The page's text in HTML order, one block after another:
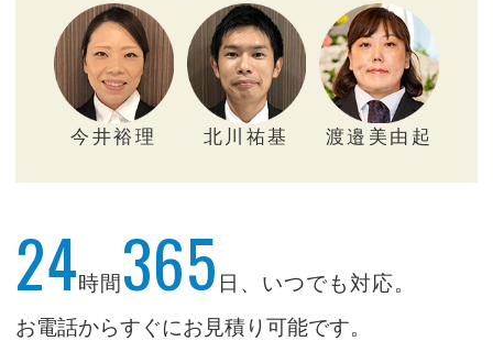
今井裕理 北川祐基 渡邉美由起
24時間 365 日、いつでも対応。
お電話からすぐにお見積り可能です。